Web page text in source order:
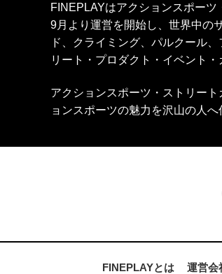
FINEPLAYはアクションスポー
9月より運営を開始し、世界中の
ド、クライミング、パルクール
リート・プロダクト・イベント
アクションスポーツ・ストリー
ョンスポーツの魅力を沢山の人へ
FINEPLAYとは 運営会